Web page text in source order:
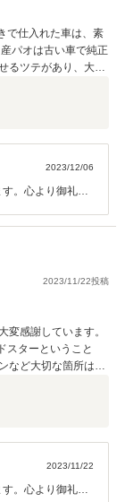
で仕入れた車は、素
パオは古い車で純正
るツテがあり、大体
さんで
いと言うのもありま
めてでした。今の時
2023/12/06
。心より御礼申
ンテナンス取り組
しいお車パオ、
け込む素敵なワ
白い恋人の季節、
のご来店､スタ
2023/11/22投稿
変感謝しています。
など大切な箇所はし
の提示費
ーのメンテナンス対
みも、綺麗に修正
後に、
るため、アフターも
2023/11/22
。心より御礼申